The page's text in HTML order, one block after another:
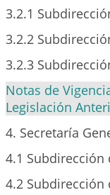
3.2.1
3.2.2
3.2.3
Notas de
Legislación
4. Secretaría
4.1 Subdirección
4.2 Subdirección